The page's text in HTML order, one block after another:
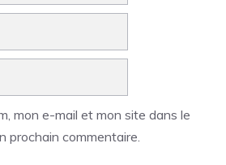
mon e-mail et mon site dans le
prochain commentaire.